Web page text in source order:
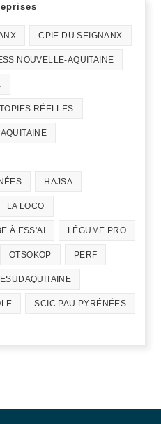
CPIE DU SEIGNANX
NOUVELLE-AQUITAINE
RÉELLES
HAJSA
LA LOCO
À ESS'AI LÉGUME PRO
OTSOKOP PERF
SCIC PAU PYRÉNÉES